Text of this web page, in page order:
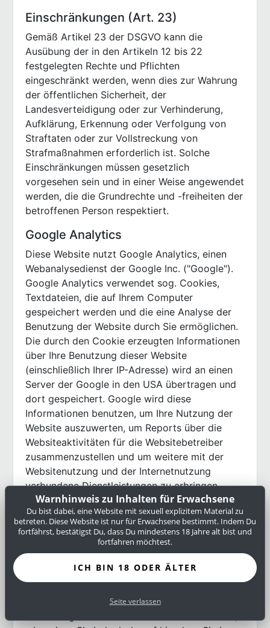
Einschränkungen (Art. 23)
Gemäß Artikel 23 der DSGVO kann die
Ausübung der in den Artikeln 12 bis 22
festgelegten Rechte und Pflichten
eingeschränkt werden, wenn dies zur Wahrung
der öffentlichen Sicherheit, der
Landesverteidigung oder zur Verhinderung,
Aufklärung, Erkennung oder Verfolgung von
Straftaten oder zur Vollstreckung von
Strafmaßnahmen erforderlich ist. Solche
Einschränkungen müssen gesetzlich
vorgesehen sein und in einer Weise angewendet
werden, die die Grundrechte und -freiheiten der
betroffenen Person respektiert.
Google Analytics
Diese Website nutzt Google Analytics, einen
Webanalysedienst der Google Inc. ("Google").
Google Analytics verwendet sog. Cookies,
Textdateien, die auf Ihrem Computer
gespeichert werden und die eine Analyse der
Benutzung der Website durch Sie ermöglichen.
Die durch den Cookie erzeugten Informationen
über Ihre Benutzung dieser Website
(einschließlich Ihrer IP-Adresse) wird an einen
Server der Google in den USA übertragen und
dort gespeichert. Google wird diese
Informationen benutzen, um Ihre Nutzung der
Website auszuwerten, um Reports über die
Websiteaktivitäten für die Websitebetreiber
zusammenzustellen und um weitere mit der
Websitenutzung und der Internetnutzung
verbundene Dienstleistungen zu erbringen.
Auch wird Google diese Informationen
gegebenenfalls an Dritte übertragen, sofern
dies gesetzlich vorgeschrieben oder soweit
Dritte diese Daten im Auftrag von Google
Adresse mit anderen Daten von Google in
der Cookies durch eine entsprechende
Warnhinweis zu Inhalten für Erwachsene
Du bist dabei, eine Website mit sexuell explizitem Material zu
betreten. Diese Website ist nur für Erwachsene bestimmt. Indem Du
fortfährst, bestätigst Du, dass Du mindestens 18 Jahre alt bist und
fortfahren möchtest.
ICH BIN 18 ODER ÄLTER
Seite verlassen